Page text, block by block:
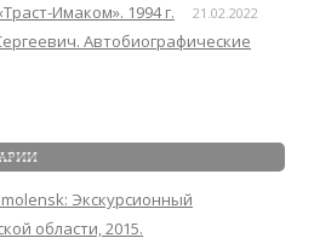
Имаком». 1994 г. 21.02.2022
Автобиографические
Экскурсионный
области, 2015.